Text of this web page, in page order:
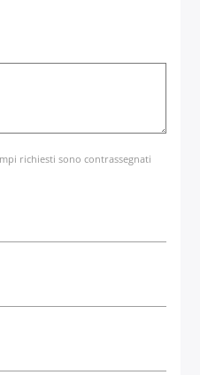
richiesti sono contrassegnati